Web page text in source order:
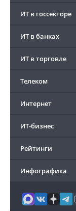
ИТ в госсекторе
ИТ в банках
ИТ в торговле
Телеком
Интернет
ИТ-бизнес
Рейтинги
Инфографика